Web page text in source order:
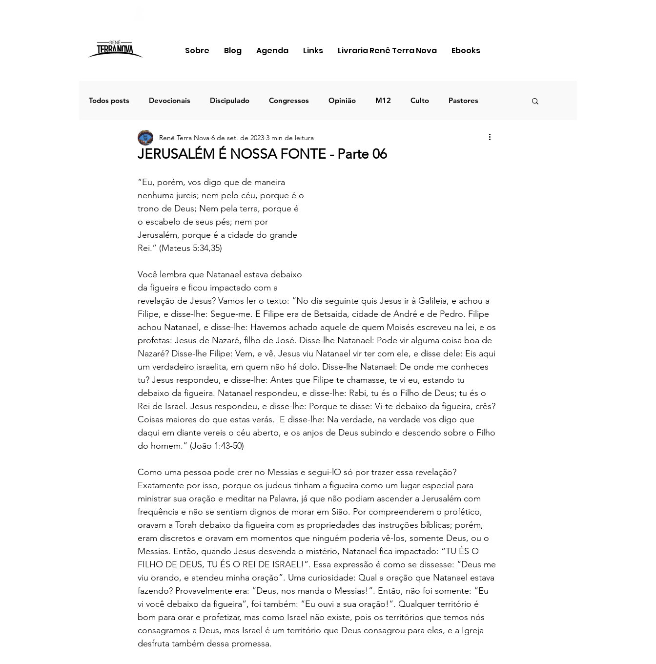
Sobre Blog Agenda Links Livraria Renê Terra Nova Ebooks
Todos posts Devocionais Discipulado Congressos Opinião M12 Culto Pastores
Estudos Palavra Apostólica Igreja
Porto Seguro 2020 Café ICEJ BRASIL
JERUSALÉM É NOSSA FONTE - Parte 06
Renê Terra Nova 6 de set. de 2023 3 min de leitura
“Eu, porém, vos digo que de maneira
nenhuma jureis; nem pelo céu, porque é o
trono de Deus; Nem pela terra, porque é
o escabelo de seus pés; nem por
Jerusalém, porque é a cidade do grande
Rei.” (Mateus 5:34,35)
Você lembra que Natanael estava debaixo
da figueira e ficou impactado com a
revelação de Jesus? Vamos ler o texto: “No dia seguinte quis Jesus ir à Galileia, e achou a
Filipe, e disse-lhe: Segue-me. E Filipe era de Betsaida, cidade de André e de Pedro. Filipe
achou Natanael, e disse-lhe: Havemos achado aquele de quem Moisés escreveu na lei, e os
profetas: Jesus de Nazaré, filho de José. Disse-lhe Natanael: Pode vir alguma coisa boa de
Nazaré? Disse-lhe Filipe: Vem, e vê. Jesus viu Natanael vir ter com ele, e disse dele: Eis aqui
um verdadeiro israelita, em quem não há dolo. Disse-lhe Natanael: De onde me conheces
tu? Jesus respondeu, e disse-lhe: Antes que Filipe te chamasse, te vi eu, estando tu
debaixo da figueira. Natanael respondeu, e disse-lhe: Rabi, tu és o Filho de Deus; tu és o
Rei de Israel. Jesus respondeu, e disse-lhe: Porque te disse: Vi-te debaixo da figueira, crês?
Coisas maiores do que estas verás.  E disse-lhe: Na verdade, na verdade vos digo que
daqui em diante vereis o céu aberto, e os anjos de Deus subindo e descendo sobre o Filho
do homem.” (João 1:43-50)
Como uma pessoa pode crer no Messias e segui-lO só por trazer essa revelação?
Exatamente por isso, porque os judeus tinham a figueira como um lugar especial para
ministrar sua oração e meditar na Palavra, já que não podiam ascender a Jerusalém com
frequência e não se sentiam dignos de morar em Sião. Por compreenderem o profético,
oravam a Torah debaixo da figueira com as propriedades das instruções bíblicas; porém,
eram discretos e oravam em momentos que ninguém poderia vê-los, somente Deus, ou o
Messias. Então, quando Jesus desvenda o mistério, Natanael fica impactado: “TU ÉS O
FILHO DE DEUS, TU ÉS O REI DE ISRAEL!”. Essa expressão é como se dissesse: “Deus me
viu orando, e atendeu minha oração”. Uma curiosidade: Qual a oração que Natanael estava
fazendo? Provavelmente era: “Deus, nos manda o Messias!”. Então, não foi somente: “Eu
vi você debaixo da figueira”, foi também: “Eu ouvi a sua oração!”. Qualquer território é
bom para orar e profetizar, mas como Israel não existe, pois os territórios que temos nós
consagramos a Deus, mas Israel é um território que Deus consagrou para eles, e a Igreja
desfruta também dessa promessa.